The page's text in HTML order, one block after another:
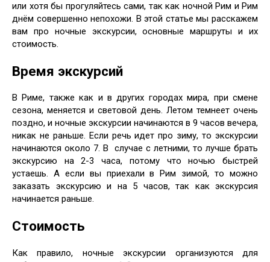
или хотя бы прогуляйтесь сами, так как ночной Рим и Рим
днём совершенно непохожи. В этой статье мы расскажем
вам про ночные экскурсии, основные маршруты и их
стоимость.
Время экскурсий
В Риме, также как и в других городах мира, при смене
сезона, меняется и световой день. Летом темнеет очень
поздно, и ночные экскурсии начинаются в 9 часов вечера,
никак не раньше. Если речь идет про зиму, то экскурсии
начинаются около 7. В случае с летними, то лучше брать
экскурсию на 2-3 часа, потому что ночью быстрей
устаешь. А если вы приехали в Рим зимой, то можно
заказать экскурсию и на 5 часов, так как экскурсия
начинается раньше.
Стоимость
Как правило, ночные экскурсии организуются для